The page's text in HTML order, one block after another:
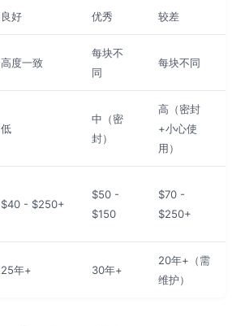
良好 优秀 较差
高度一致
每块不
同
每块不同
低
中（密
封）
高（密封
+小心使
用）
$40 - $250+
$50 -
$150
$70 -
$250+
25年+ 30年+
20年+（需
维护）